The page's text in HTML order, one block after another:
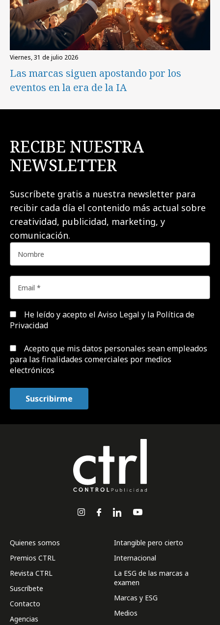
viernes, 31 de julio 2026
Las marcas siguen apostando por los
eventos en la era de la IA
RECIBE NUESTRA
NEWSLETTER
Suscríbete gratis a nuestra newsletter para
recibir cada día el contenido más actual sobre
creatividad, publicidad, marketing, y
comunicación.
He leído y acepto el Aviso Legal y la Política de
Privacidad
Acepto que mis datos personales sean empleados
para las finalidades comerciales por medios
electrónicos
Quienes somos
Premios CTRL
Revista CTRL
Suscríbete
Contacto
Agencias
Intangible pero cierto
Internacional
La ESG de las marcas a
examen
Marcas y ESG
Medios